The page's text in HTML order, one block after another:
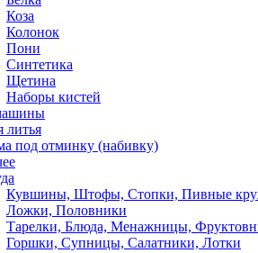
Коза
Колонок
Пони
Синтетика
Щетина
Наборы кистей
литья
под отминку (набивку)
Кувшины, Штофы, Стопки, Пивные
Ложки, Половники
Тарелки, Блюда, Менажницы,
Горшки, Супницы, Салатники, Лотки